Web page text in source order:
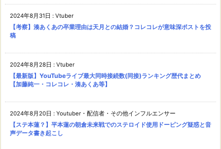
2024年8月31日 : Vtuber
【考察】湊あくあの卒業理由は天月との結婚？コレコレが意味深ポストを投
稿
2024年8月28日 : Vtuber
【最新版】YouTubeライブ最大同時接続数(同接)ランキング歴代まとめ
【加藤純一・コレコレ・湊あくあ等】
2024年8月20日 : Youtuber・配信者・その他インフルエンサー
【ステ本蓮？】平本蓮の朝倉未来戦でのステロイド使用ドーピング疑惑と音
声データ書き起こし